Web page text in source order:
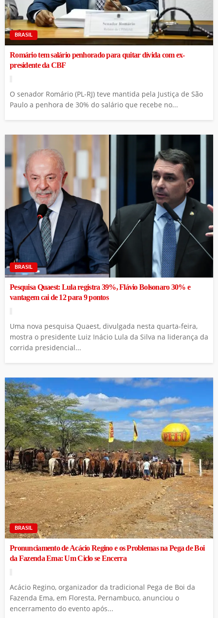
BRASIL
Romário tem salário penhorado para quitar dívida com ex-
presidente da CBF
O senador Romário (PL-RJ) teve mantida pela Justiça de São
Paulo a penhora de 30% do salário que recebe no...
BRASIL
Pesquisa Quaest: Lula registra 39%, Flávio Bolsonaro 30% e
vantagem cai de 12 para 9 pontos
Uma nova pesquisa Quaest, divulgada nesta quarta-feira,
mostra o presidente Luiz Inácio Lula da Silva na liderança da
corrida presidencial...
BRASIL
Pronunciamento de Acácio Regino e os Problemas na Pega de Boi
da Fazenda Ema: Um Ciclo se Encerra
Acácio Regino, organizador da tradicional Pega de Boi da
Fazenda Ema, em Floresta, Pernambuco, anunciou o
encerramento do evento após...